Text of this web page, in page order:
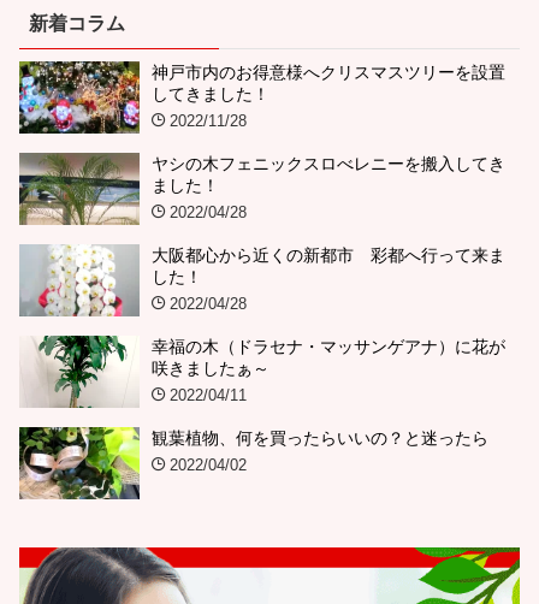
新着コラム
神戸市内のお得意様へクリスマスツリーを設置
してきました！
2022/11/28
ヤシの木フェニックスロべレニーを搬入してき
ました！
2022/04/28
大阪都心から近くの新都市 彩都へ行って来ま
した！
2022/04/28
幸福の木（ドラセナ・マッサンゲアナ）に花が
咲きましたぁ～
2022/04/11
観葉植物、何を買ったらいいの？と迷ったら
2022/04/02